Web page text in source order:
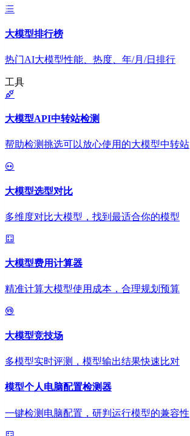
大模型排行榜
热门AI大模型性能、热度、年/月/日排行
工具
大模型API中转站检测
帮助检测挑选可以放心使用的大模型中转站
大模型选型对比
多维度对比大模型，找到最适合你的模型
大模型费用计算器
精准计算大模型使用成本，合理规划预算
大模型竞技场
多模型实时评测，模型输出结果快速比对
模型个人电脑配置检测器
一键检测电脑配置，研判运行模型的兼容性